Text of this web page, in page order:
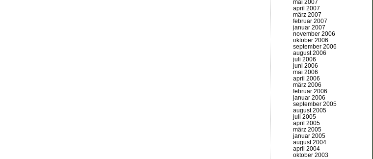
mai 2007
april 2007
märz 2007
februar 2007
januar 2007
november 2006
oktober 2006
september 2006
august 2006
juli 2006
juni 2006
mai 2006
april 2006
märz 2006
februar 2006
januar 2006
september 2005
august 2005
juli 2005
april 2005
märz 2005
januar 2005
august 2004
april 2004
oktober 2003